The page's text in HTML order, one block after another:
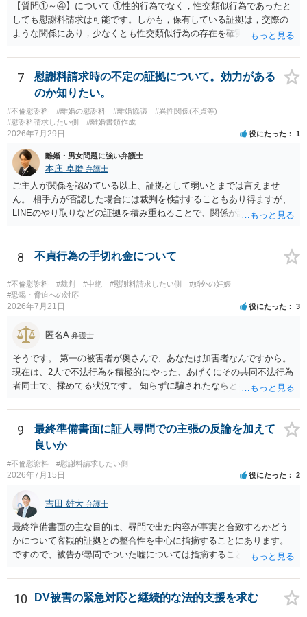
【質問①～④】について ①性的行為でなく，性交類似行為であったと
しても慰謝料請求は可能です。しかも，保有している証拠は，交際の
ような関係にあり，少なくとも性交類似行為の存在を確実に証明でき
ことを窺わせるものです。）。ですから，慰謝料請求を進めることで
よいと思います。 ただ．慰謝料額については，婚姻破綻に至っていな
いとして，この点を考慮されることになるかもしれません。 ②夫との
今後のことを考えて書いてもらうか否かを検討するのがよいと思いま
す。今ある証拠以上のことを証明（証明力を強めることも含む）でき
るのであれば，前向きに検討を進めるという考え方でもよいでしょ
値と夫との関係との均衡のように思います。 ③行政書士に委任をして
いるのであれば，どのような内容の委任なのか不明ですが，その行政
書士との協議になると思います。請求するか，訴訟にするか，その点
の見極めや，相手方は性交類似行為は認めているのか，それさえも否
定しているのかによって，考え方・進め方は変わってくると思いま
あれば，本人（行政書士でも同じだと思います。）への対応ではあま
り変わらないように思います。減額で折り合えるなら本人様の交渉で
もよいように思いますが，ゼロかどうかの観点であれば，訴訟に進む
しかなくなるようにも思います。そうしますと，お近くの弁護士に相
談して進めることを検討した方がよいようにも思います。
7
慰謝料請求時の不定の証拠について。効力がある
のか知りたい。
#不倫慰謝料 #離婚の慰謝料 #離婚協議
#異性関係(不貞等)
#慰謝料請求したい側
#離婚書類作成
2026年7月29日 役にたった 1
離婚・男女問題に強い弁護士
本庄 卓磨 弁護士
ご主人が関係を認めている以上、証拠として弱いとまでは言えませ
ん。 相手方が否認した場合には裁判を検討することもあり得ますが、
LINEのやり取りなどの証拠を積み重ねることで、関係が認定される余
個別の事情によりますので、お早めに弁護士に相談されることをおす
すめします。
8 不貞行為の手切れ金について
#不倫慰謝料 #裁判 #中絶 #慰謝料請求したい側
#婚外の妊娠
#恐喝・脅迫への対応
2026年7月21日 役にたった 3
匿名A 弁護士
そうです。 第一の被害者が奥さんで、あなたは加害者なんですから。
現在は、2人で不法行為を積極的にやった、あげくにその共同不法行為
者同士で、揉めてる状況です。 知らずに騙されたならともか
というだけですから。
9
最終準備書面に証人尋問での主張の反論を加えて
良いか
#不倫慰謝料 #慰謝料請求したい側
2026年7月15日 役にたった 2
吉田 雄大 弁護士
最終準備書面の主な目的は、尋問で出た内容が事実と合致するかどう
かについて客観的証拠との整合性を中心に指摘することにあります。
ですので、被告が尋問でついた嘘については指摘することが大切で
事実でないとの指摘をすることも必要です。 これらの点について最終
準備書面で的確な指摘ができれば裁判所の理解も深まると思います
10 DV被害の緊急対応と継続的な法的支援を求む